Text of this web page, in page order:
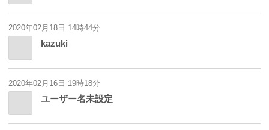
2020年02月18日 14時44分
kazuki
2020年02月16日 19時18分
ユーザー名未設定